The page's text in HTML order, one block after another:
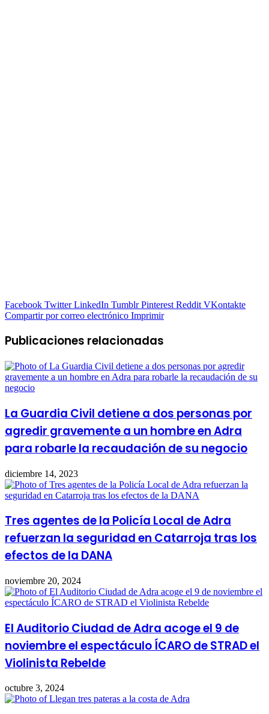
Facebook Twitter LinkedIn Tumblr Pinterest Reddit VKontakte
Compartir por correo electrónico Imprimir
Publicaciones relacionadas
La Guardia Civil detiene a dos personas por
agredir gravemente a un hombre en Adra
para robarle la recaudación de su negocio
diciembre 14, 2023
Tres agentes de la Policía Local de Adra
refuerzan la seguridad en Catarroja tras los
efectos de la DANA
noviembre 20, 2024
El Auditorio Ciudad de Adra acoge el 9 de
noviembre el espectáculo ÍCARO de STRAD el
Violinista Rebelde
octubre 3, 2024